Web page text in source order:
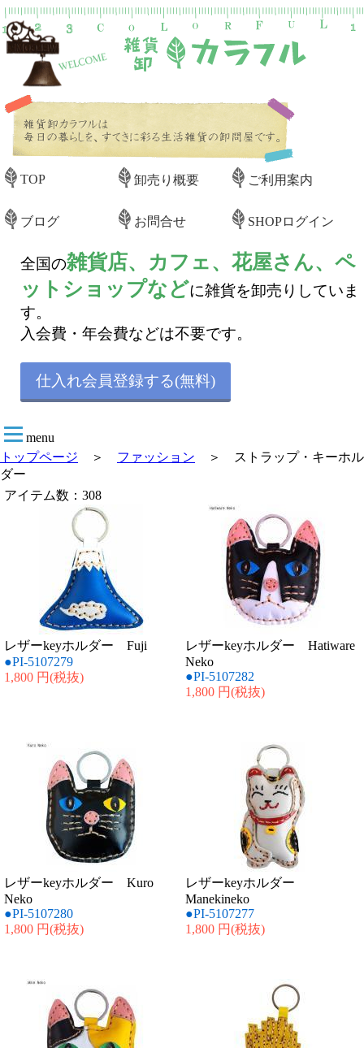
TOP 卸売り概要 ご利用案内
ブログ お問合せ SHOPログイン
全国の雑貨店、カフェ、花屋さん、ペ
ットショップなどに雑貨を卸売りしていま
す。
入会費・年会費などは不要です。
仕入れ会員登録する(無料)
menu
トップページ ＞ ファッション ＞ ストラップ・キーホル
ダー
アイテム数：308
レザーkeyホルダー Fuji
●PI-5107279
1,800 円(税抜)
レザーkeyホルダー Hatiware
Neko
●PI-5107282
1,800 円(税抜)
レザーkeyホルダー Kuro
Neko
●PI-5107280
1,800 円(税抜)
レザーkeyホルダー
Manekineko
●PI-5107277
1,800 円(税抜)